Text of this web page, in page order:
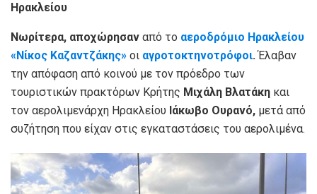
Ηρακλείου
Νωρίτερα, αποχώρησαν από το αεροδρόμιο Ηρακλείου
«Νίκος Καζαντζάκης» οι αγροτοκτηνοτρόφοι.Έλαβαν
την απόφαση από κοινού με τον πρόεδρο των
τουριστικών πρακτόρων Κρήτης Μιχάλη Βλατάκη και
τον αερολιμενάρχη Ηρακλείου Ιάκωβο Ουρανό, μετά από
συζήτηση που είχαν στις εγκαταστάσεις του αερολιμένα.